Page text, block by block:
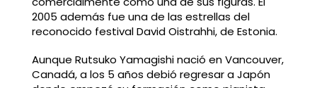
2005 además fue una de las estrellas del
reconocido festival David Oistrahhi, de Estonia.
Aunque Rutsuko Yamagishi nació en Vancouver,
Canadá, a los 5 años debió regresar a Japón